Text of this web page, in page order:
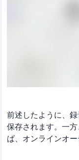
前述したように、
保存されます。一
ば、オンラインオ